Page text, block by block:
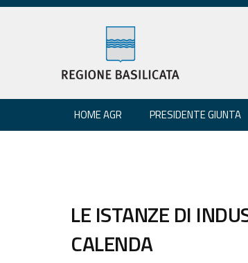
HOME AGR PRESIDENTE GIUNTA
LE ISTANZE DI
CALENDA